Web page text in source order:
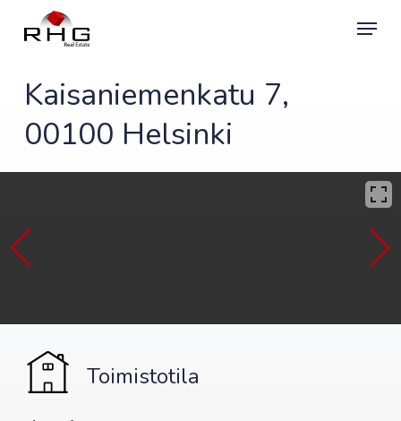
Menu
Kaisaniemenkatu 7,
00100 Helsinki
Toimistotila